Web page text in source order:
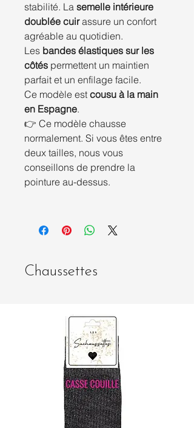
stabilité. La semelle intérieure
doublée cuirassure un confort
agréable au quotidien.
Les bandes élastiques sur les
côtés permettent un maintien
parfait et un enfilage facile.
Ce modèle est cousu à la main
en Espagne.
👉 Ce modèle chausse
normalement. Si vous êtes entre
deux tailles, nous vous
conseillons de prendre la
pointure au-dessus.
Chaussettes